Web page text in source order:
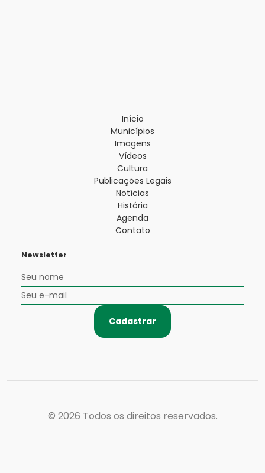
Início
Municípios
Imagens
Vídeos
Cultura
Publicações Legais
Notícias
História
Agenda
Contato
Newsletter
Cadastrar
© 2026 Todos os direitos reservados.